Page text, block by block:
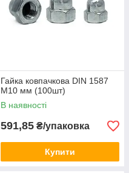
Гайка ковпачкова DIN 1587
М10 мм (100шт)
В наявності
591,85 ₴/упаковка
Купити